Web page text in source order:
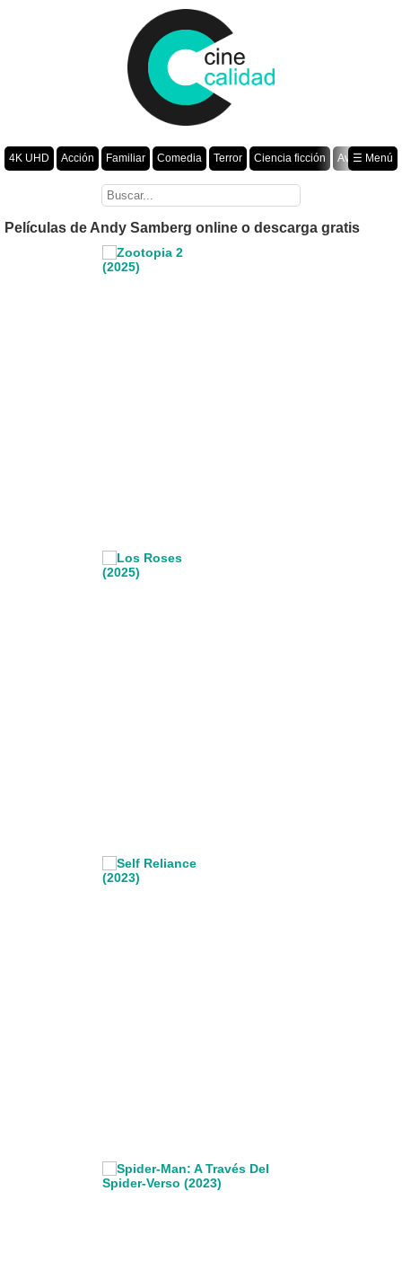
4K UHD Acción Familiar Comedia Terror Ciencia ficción
Aventura
Romance Fantasía Drama Animación Crimen
☰ Menú
Películas de Andy Samberg online o descarga gratis